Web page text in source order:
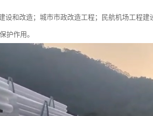
设和改造；城市市政改造工程；民航机场工程
护作用。